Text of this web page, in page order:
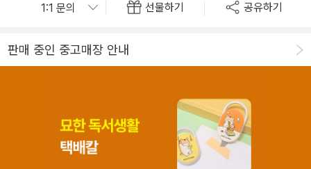
선물하기 공유하기
판매 중인 중고매장 안내